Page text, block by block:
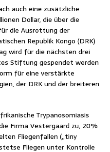
auch eine zusätzliche
Dollar, die über die
die Ausrottung der
Republik Kongo (DRK)
wird für die nächsten drei
Stiftung gespendet werden
für eine verstärkte
der DRK und der breiteren
Trypanosomiasis
Firma Vestergaard zu, 20%
Fliegenfallen („tiny
Fliegen unter Kontrolle